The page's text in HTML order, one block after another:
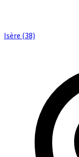
Isère (38)